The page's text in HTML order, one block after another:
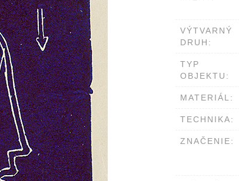
VÝTVARNÝ
DRUH:
TYP
OBJEKTU:
MATERIÁL:
TECHNIKA:
ZNAČENIE: